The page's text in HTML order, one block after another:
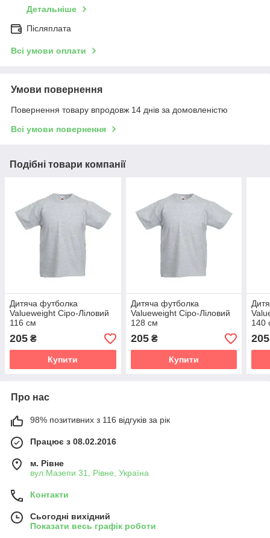
Детальніше
Післяплата
Всі умови оплати
Умови повернення
Повернення товару впродовж 14 днів за домовленістю
Всі умови повернення
Подібні товари компанії
Дитяча футболка
Valueweight Сіро-Ліловий
116 см
205 ₴
Купити
Дитяча футболка
Valueweight Сіро-Ліловий
128 см
205₴
Купити
140
205
Про нас
98% позитивних з 116 відгуків за рік
Працює з 08.02.2016
м. Рівне
вул.Мазепи 31, Рівне, Україна
Контакти
Сьогодні вихідний
Показати весь графік роботи